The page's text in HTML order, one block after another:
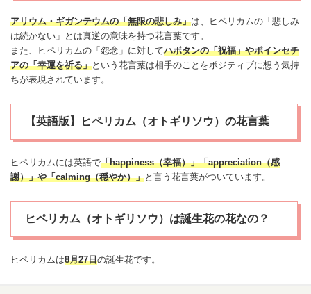
アリウム・ギガンテウムの「無限の悲しみ」は、ヒペリカムの「悲しみ
は続かない」とは真逆の意味を持つ花言葉です。
また、ヒペリカムの「怨念」に対してハボタンの「祝福」やポインセチ
アの「幸運を祈る」という花言葉は相手のことをポジティブに想う気持
ちが表現されています。
【英語版】ヒペリカム（オトギリソウ）の花言葉
ヒペリカムには英語で「happiness（幸福）」「appreciation（感
謝）」や「calming（穏やか）」と言う花言葉がついています。
ヒペリカム（オトギリソウ）は誕生花の花なの？
ヒペリカムは8月27日の誕生花です。